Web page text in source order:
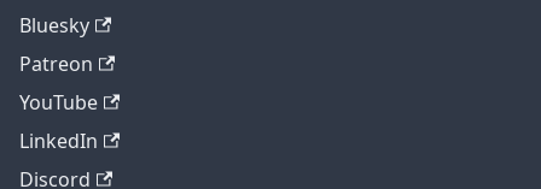
Bluesky
Patreon
YouTube
LinkedIn
Discord